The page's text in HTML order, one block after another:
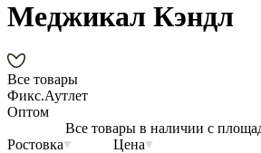
Меджикал Кэндл
Все товары
Фикс.Аутлет
Оптом
Все товары в наличии с
Ростовка
Цена